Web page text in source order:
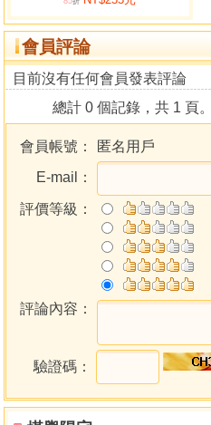
會員評論
目前沒有任何會員發表評論
總計 0 個記錄，共 1 頁。
會員帳號：
匿名用戶
E-mail：
評價等級：
評論內容：
驗證碼：